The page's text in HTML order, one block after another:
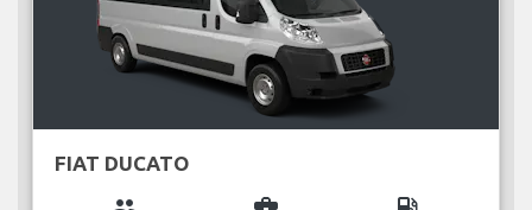
FIAT DUCATO